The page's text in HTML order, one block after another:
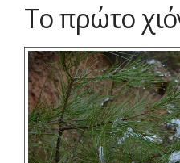
Το πρώτο